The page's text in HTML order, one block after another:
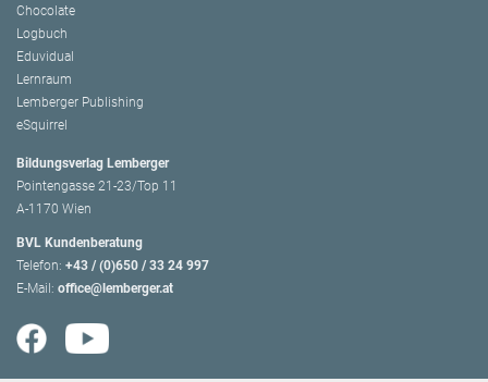
Chocolate
Logbuch
Eduvidual
Lernraum
Lemberger Publishing
eSquirrel
Bildungsverlag Lemberger
Pointengasse 21-23/Top 11
A-1170 Wien
BVL Kundenberatung
Telefon: +43 / (0)650 / 33 24 997
E-Mail: office@lemberger.at